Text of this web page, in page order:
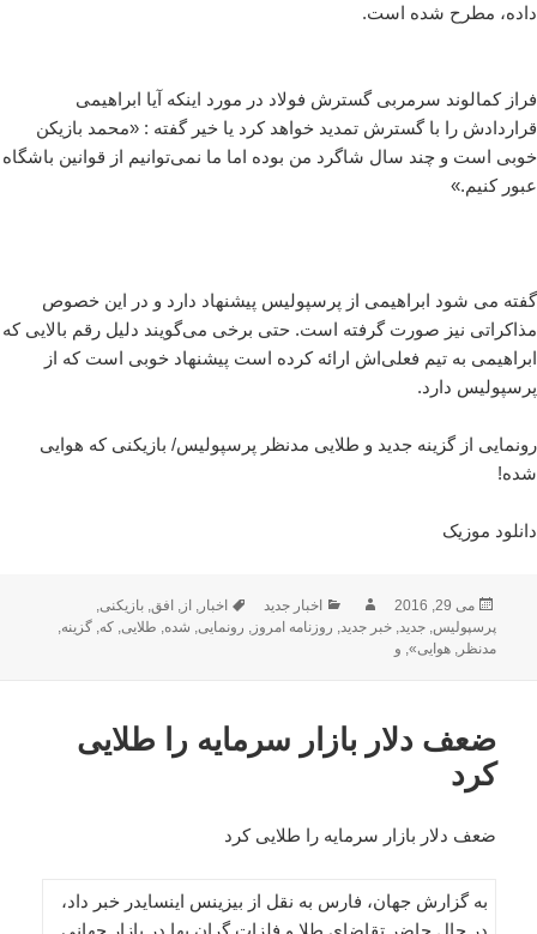
داده، مطرح شده است.
فراز کمالوند سرمربی گسترش فولاد در مورد اینکه آیا ابراهیمی
قراردادش را با گسترش تمدید خواهد کرد یا خیر گفته : «محمد بازیکن
خوبی است و چند سال شاگرد من بوده اما ما نمی‌توانیم از قوانین باشگاه
عبور کنیم.»
گفته می شود ابراهیمی از پرسپولیس پیشنهاد دارد و در این خصوص
مذاکراتی نیز صورت گرفته است. حتی برخی می‌گویند دلیل رقم بالایی که
ابراهیمی به تیم فعلی‌اش ارائه کرده است پیشنهاد خوبی است که از
پرسپولیس دارد.
رونمایی از گزینه جدید و طلایی مدنظر پرسپولیس/ بازیکنی که هوایی
شده!
دانلود موزیک
ارسال
شده
در
می 29, 2016 نویسندهدسته‌ها
اخبار جدید برچسب‌ها
اخبار, از, افق,بازیکنی,
پرسپولیس,جدید,خبر جدید, روزنامه امروز, رونمایی, شده, طلایی,که,گزینه,
مدنظر,هوایی», و
ضعف دلار بازار سرمایه را طلایی
کرد
ضعف دلار بازار سرمایه را طلایی کرد
به گزارش جهان، فارس به نقل از بیزینس اینسایدر خبر داد،
در حال حاضر تقاضای طلا و فلزات گران بها در بازار جهانی